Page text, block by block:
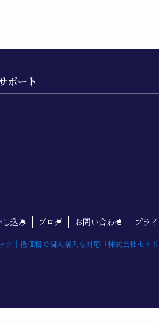
ポート
込み ブログ お問い合わせ プラ
｜低価格で個人購入も対応「株式会社セオリ